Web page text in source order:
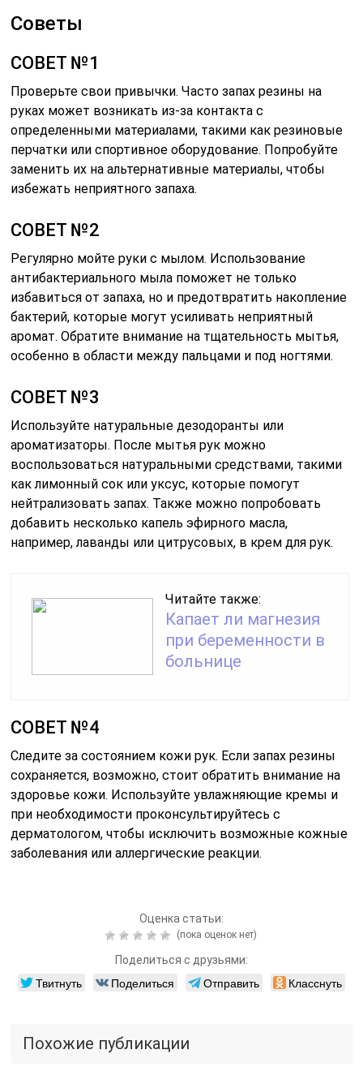
Советы
СОВЕТ №1
Проверьте свои привычки. Часто запах резины на
руках может возникать из-за контакта с
определенными материалами, такими как резиновые
перчатки или спортивное оборудование. Попробуйте
заменить их на альтернативные материалы, чтобы
избежать неприятного запаха.
СОВЕТ №2
Регулярно мойте руки с мылом. Использование
антибактериального мыла поможет не только
избавиться от запаха, но и предотвратить накопление
бактерий, которые могут усиливать неприятный
аромат. Обратите внимание на тщательность мытья,
особенно в области между пальцами и под ногтями.
СОВЕТ №3
Используйте натуральные дезодоранты или
ароматизаторы. После мытья рук можно
воспользоваться натуральными средствами, такими
как лимонный сок или уксус, которые помогут
нейтрализовать запах. Также можно попробовать
добавить несколько капель эфирного масла,
например, лаванды или цитрусовых, в крем для рук.
Читайте также:
Капает ли магнезия
при беременности в
больнице
СОВЕТ №4
Следите за состоянием кожи рук. Если запах резины
сохраняется, возможно, стоит обратить внимание на
здоровье кожи. Используйте увлажняющие кремы и
при необходимости проконсультируйтесь с
дерматологом, чтобы исключить возможные кожные
заболевания или аллергические реакции.
Оценка статьи:
(пока оценок нет)
Поделиться с друзьями:
Твитнуть Поделиться Отправить Класснуть
Похожие публикации